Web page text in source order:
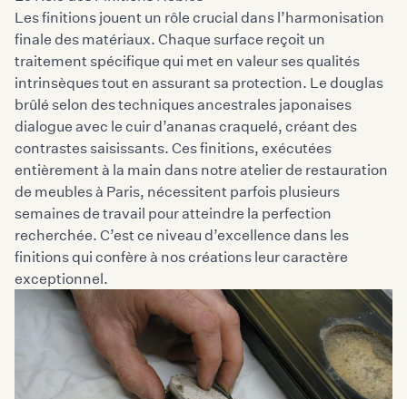
Les finitions jouent un rôle crucial dans l’harmonisation
finale des matériaux. Chaque surface reçoit un
traitement spécifique qui met en valeur ses qualités
intrinsèques tout en assurant sa protection. Le douglas
brûlé selon des techniques ancestrales japonaises
dialogue avec le cuir d’ananas craquelé, créant des
contrastes saisissants. Ces finitions, exécutées
entièrement à la main dans notre atelier de restauration
de meubles à Paris, nécessitent parfois plusieurs
semaines de travail pour atteindre la perfection
recherchée. C’est ce niveau d’excellence dans les
finitions qui confère à nos créations leur caractère
exceptionnel.